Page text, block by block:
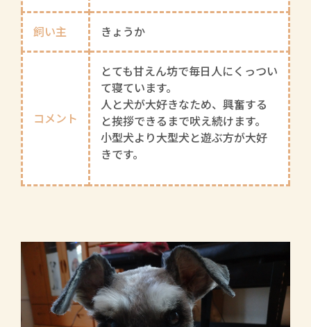
飼い主 きょうか
コメント
とても甘えん坊で毎日人にくっつい
て寝ています。
人と犬が大好きなため、興奮する
と挨拶できるまで吠え続けます。
小型犬より大型犬と遊ぶ方が大好
きです。